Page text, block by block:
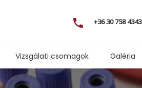
+36 30 758 4343
Vizsgálati csomagok Galéria